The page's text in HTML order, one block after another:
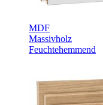
MDF
Massivholz
Feuchtehemmend